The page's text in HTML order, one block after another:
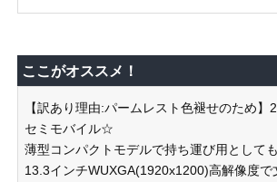
ここがオススメ！
【訳あり理由:パームレスト色褪せのため】
セミモバイル☆
薄型コンパクトモデルで持ち運び用として
13.3インチWUXGA(1920x1200)高解像度で